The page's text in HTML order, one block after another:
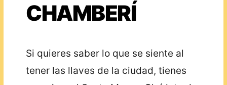
CHAMBERÍ
Si quieres saber lo que se siente al
tener las llaves de la ciudad, tienes